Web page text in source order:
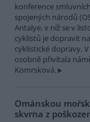
konference
spojených národů
Antalye, v níž se v
cyklistů je dopravit
cyklistické dopravy.
osobně přivítala
Komrsková.
Ománskou
skvrna z